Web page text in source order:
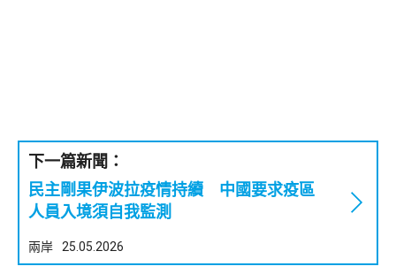
下一篇新聞：
民主剛果伊波拉疫情持續 中國要求疫區
人員入境須自我監測
兩岸 25.05.2026